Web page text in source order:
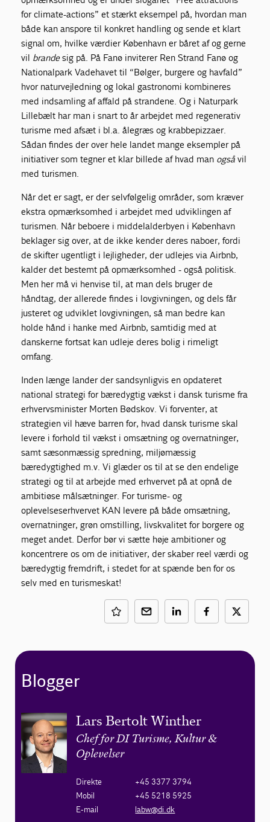
for climate-actions” et stærkt eksempel på, hvordan man
både kan anspore til konkret handling og sende et klart
signal om, hvilke værdier København er båret af og gerne
vil brandesig på. På Fanø inviterer Ren Strand Fanø og
Nationalpark Vadehavet til “Bølger, burgere og havfald”
hvor naturvejledning og lokal gastronomi kombineres
med indsamling af affald på strandene. Og i Naturpark
Lillebælt har man i snart to år arbejdet med regenerativ
turisme med afsæt i bl.a. ålegræs og krabbepizzaer.
Sådan findes der over hele landet mange eksempler på
initiativer som tegner et klar billede af hvad man også vil
med turismen.
Når det er sagt, er der selvfølgelig områder, som kræver
ekstra opmærksomhed i arbejdet med udviklingen af
turismen. Når beboere i middelalderbyen i København
beklager sig over, at de ikke kender deres naboer, fordi
de skifter ugentligt i lejligheder, der udlejes via Airbnb,
kalder det bestemt på opmærksomhed - også politisk.
Men her må vi henvise til, at man dels bruger de
håndtag, der allerede findes i lovgivningen, og dels får
justeret og udviklet lovgivningen, så man bedre kan
holde hånd i hanke med Airbnb, samtidig med at
danskerne fortsat kan udleje deres bolig i rimeligt
omfang.
Inden længe lander der sandsynligvis en opdateret
national strategi for bæredygtig vækst i dansk turisme fra
erhvervsminister Morten Bødskov. Vi forventer, at
strategien vil hæve barren for, hvad dansk turisme skal
levere i forhold til vækst i omsætning og overnatninger,
samt sæsonmæssig spredning, miljømæssig
bæredygtighed m.v. Vi glæder os til at se den endelige
strategi og til at arbejde med erhvervet på at opnå de
ambitiøse målsætninger. For turisme- og
oplevelseserhvervet KAN levere på både omsætning,
overnatninger, grøn omstilling, livskvalitet for borgere og
meget andet. Derfor bør vi sætte høje ambitioner og
koncentrere os om de initiativer, der skaber reel værdi og
bæredygtig fremdrift, i stedet for at spænde ben for os
selv med en turismeskat!
Blogger
Lars Bertolt Winther
Chef for DI Turisme, Kultur &
Oplevelser
Direkte
+45 3377 3794
Mobil
+45 5218 5925
E-mail
labw@di.dk